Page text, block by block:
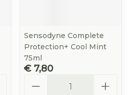
Sensodyne Complete
Protection+ Cool Mint
75ml
€ 7,80